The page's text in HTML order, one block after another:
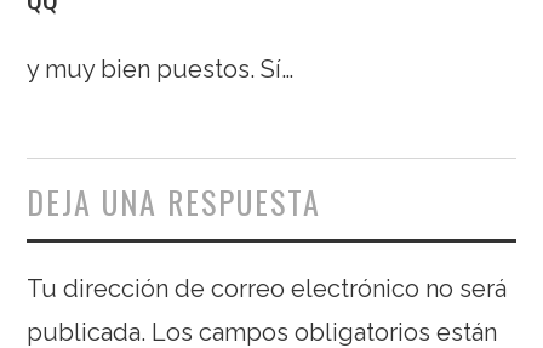
y muy bien puestos. Sí…
DEJA UNA RESPUESTA
Tu dirección de correo electrónico no será
publicada. Los campos obligatorios están